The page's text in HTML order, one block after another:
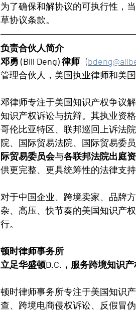
为了确保和解协议的可执行性，
草协议条款。
负责合伙人简介
邓勇 (Bill Deng) 律师 (
管理合伙人，美国执业律师和美
邓律师专注于美国知识产权争议
知识产权诉讼与抗辩。其执业资
哥伦比亚特区、联邦巡回上诉法
院、国际贸易法院、国际贸易委
际贸易委员会与各联邦法院出庭
供更完整、更具统筹性的法律支持
对于中国企业、跨境卖家、品牌
杂、高压、快节奏的美国知识产
行。
顿时律师事务所
立足华盛顿D.C.，服务跨境知识
顿时律师事务所专注于美国知识
查、跨境电商侵权诉讼、反假冒